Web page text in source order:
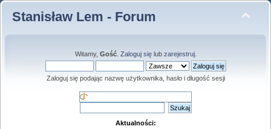
Stanisław Lem - Forum
Witamy, Gość. Zaloguj sięlub zarejestruj.
Zaloguj się podając nazwę użytkownika, hasło i długość sesji
Aktualności: